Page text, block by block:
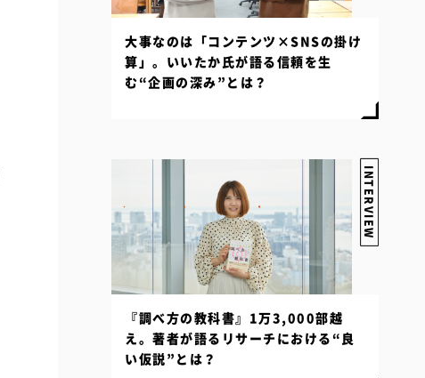
INTERVIEW
『調べ方の教科書』1万3,000部越
え。著者が語るリサーチにおける“良
い仮説”とは？
大事なのは「コンテンツ×SNSの掛け
算」。いいたか氏が語る信頼を生
む“企画の深み”とは？